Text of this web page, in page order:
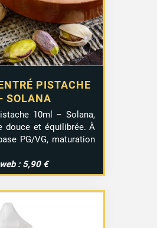
PISTACHE
SOLANA
10ml – Solana,
douce et équilibrée. À
PG/VG, maturation
: 5,90 €